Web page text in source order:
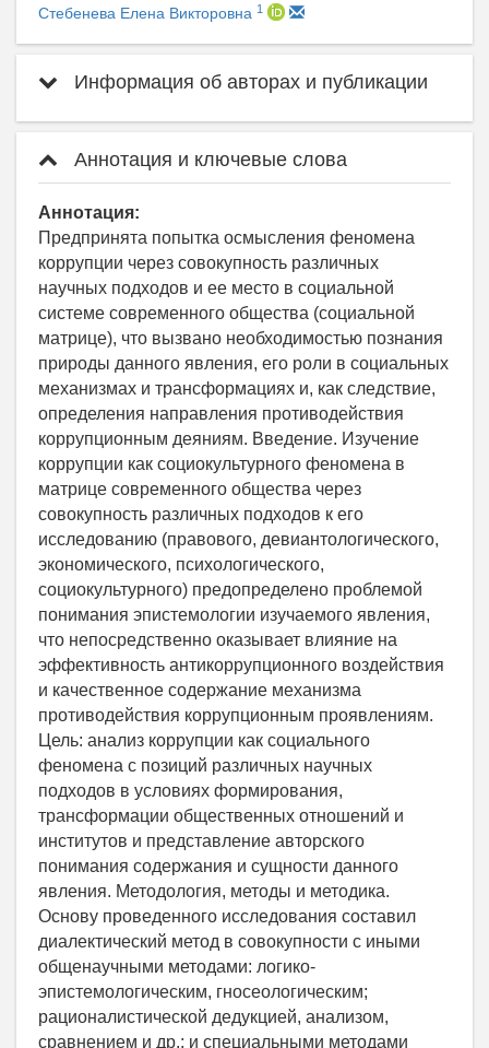
Стебенева Елена Викторовна 1
Информация об авторах и публикации
Аннотация и ключевые слова
Аннотация:
Предпринята попытка осмысления феномена
коррупции через совокупность различных
научных подходов и ее место в социальной
системе современного общества (социальной
матрице), что вызвано необходимостью познания
природы данного явления, его роли в социальных
механизмах и трансформациях и, как следствие,
определения направления противодействия
коррупционным деяниям. Введение. Изучение
коррупции как социокультурного феномена в
матрице современного общества через
совокупность различных подходов к его
исследованию (правового, девиантологического,
экономического, психологического,
социокультурного) предопределено проблемой
понимания эпистемологии изучаемого явления,
что непосредственно оказывает влияние на
эффективность антикоррупционного воздействия
и качественное содержание механизма
противодействия коррупционным проявлениям.
Цель: анализ коррупции как социального
феномена с позиций различных научных
подходов в условиях формирования,
трансформации общественных отношений и
институтов и представление авторского
понимания содержания и сущности данного
явления. Методология, методы и методика.
Основу проведенного исследования составил
диалектический метод в совокупности с иными
общенаучными методами: логико-
эпистемологическим, гносеологическим;
рационалистической дедукцией, анализом,
сравнением и др.; и специальными методами